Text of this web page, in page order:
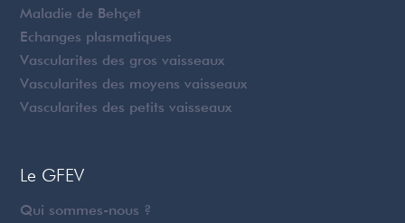
Maladie de Behçet
Echanges plasmatiques
Vascularites des gros vaisseaux
Vascularites des moyens vaisseaux
Vascularites des petits vaisseaux
Le GFEV
Qui sommes-nous ?